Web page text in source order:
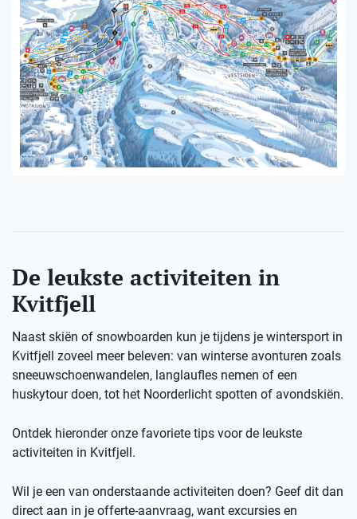
De leukste activiteiten in
Kvitfjell
Naast skiën of snowboarden kun je tijdens je wintersport in
Kvitfjell zoveel meer beleven: van winterse avonturen zoals
sneeuwschoenwandelen, langlaufles nemen of een
huskytour doen, tot het Noorderlicht spotten of avondskiën.
Ontdek hieronder onze favoriete tips voor de leukste
activiteiten in Kvitfjell.
Wil je een van onderstaande activiteiten doen? Geef dit dan
direct aan in je offerte-aanvraag, want excursies en